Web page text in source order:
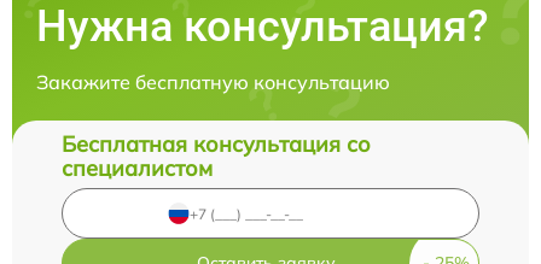
Нужна консультация?
Закажите бесплатную консультацию
Бесплатная консультация со
специалистом